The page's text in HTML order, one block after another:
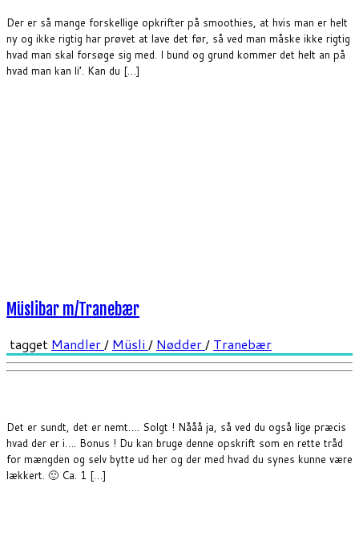
Der er så mange forskellige opkrifter på smoothies, at hvis man er helt
ny og ikke rigtig har prøvet at lave det før, så ved man måske ikke rigtig
hvad man skal forsøge sig med. I bund og grund kommer det helt an på
hvad man kan li’. Kan du […]
Det er sundt, det er nemt…. Solgt ! Nååå ja, så ved du også lige præcis
hvad der er i…. Bonus ! Du kan bruge denne opskrift som en rette tråd
for mængden og selv bytte ud her og der med hvad du synes kunne være
lækkert. 🙂 Ca. 1 […]
Müslibar m/Tranebær
tagget Mandler/ Müsli / Nødder/ Tranebær